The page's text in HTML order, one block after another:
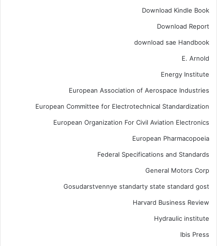
Download Kindle Book
Download Report
download sae Handbook
E. Arnold
Energy Institute
European Association of Aerospace Industries
European Committee for Electrotechnical Standardization
European Organization For Civil Aviation Electronics
European Pharmacopoeia
Federal Specifications and Standards
General Motors Corp
Gosudarstvennye standarty state standard gost
Harvard Business Review
Hydraulic institute
Ibis Press